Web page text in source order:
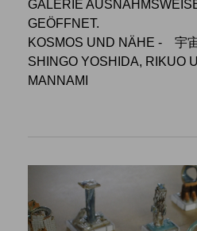
GALERIE
KOSMOS UND NÄHE - 宇宙
SHINGO YOSHIDA, RIKUO
MANNAMI